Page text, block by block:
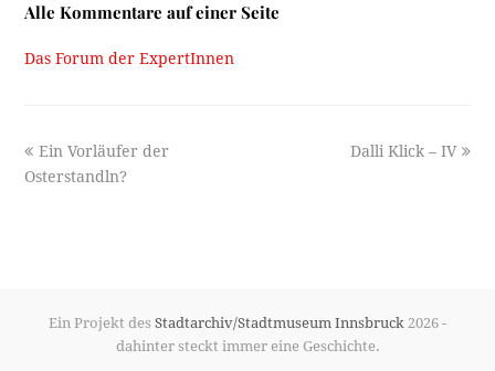
Alle Kommentare auf einer Seite
Das Forum der ExpertInnen
previous
post:
Ein Vorläufer der
Osterstandln?
next
Dalli Klick – IV
Ein Projekt des Stadtarchiv/Stadtmuseum Innsbruck 2026 -
dahinter steckt immer eine Geschichte.